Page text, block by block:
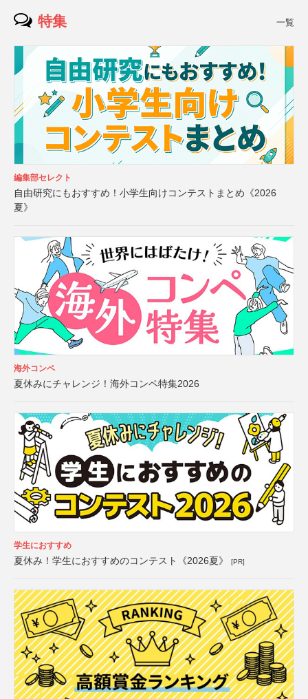
特集 一覧
編集部セレクト
自由研究にもおすすめ！小学生向けコンテストまとめ《2026
夏》
海外コンペ
夏休みにチャレンジ！海外コンペ特集2026
学生におすすめ
夏休み！学生におすすめのコンテスト《2026夏》 [PR]